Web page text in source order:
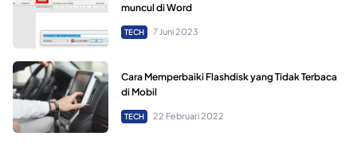
muncul di Word
TECH 7 Juni 2023
Cara Memperbaiki Flashdisk yang Tidak Terbaca
di Mobil
TECH 22 Februari 2022